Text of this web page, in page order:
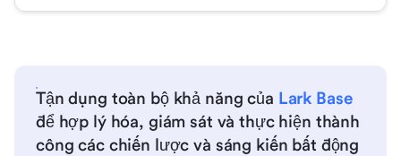
Tận dụng toàn bộ khả năng của Lark Base
để hợp lý hóa, giám sát và thực hiện thành
công các chiến lược và sáng kiến bất động